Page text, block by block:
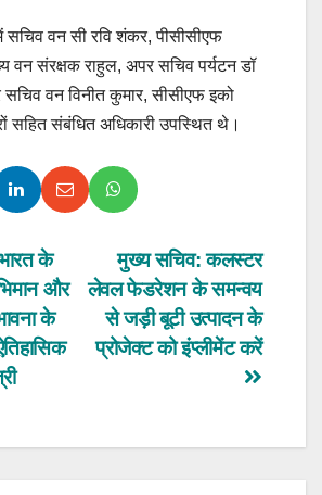
सचिव वन सी रवि शंकर, पीसीसीएफ
वन संरक्षक राहुल, अपर सचिव पर्यटन डॉ
सचिव वन विनीत कुमार, सीसीएफ इको
सहित संबंधित अधिकारी उपस्थित थे।
मुख्य सचिव: कलस्टर
लेवल फेडरेशन के समन्वय
से जड़ी बूटी उत्पादन के
प्रोजेक्ट को इंप्लीमेंट करें
के
और
के